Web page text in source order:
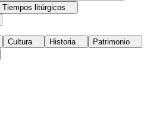
Tiempos litúrgicos
Cultura Historia
Patrimonio